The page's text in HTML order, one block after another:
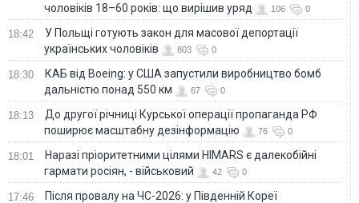
чоловіків 18–60 років: що вирішив уряд
106 0
18:42
У Польщі готують закон для масової депортації
українських чоловіків
803 0
18:30
КАБ від Boeing: у США запустили виробництво бомб
дальністю понад 550 км
67 0
18:13
До другої річниці Курської операції пропаганда РФ
поширює масштабну дезінформацію
76 0
18:01
Наразі пріоритетними цілями HIMARS є далекобійні
гармати росіян, - військовий
42 0
17:46 Після провалу на ЧС-2026: у Південній Кореї